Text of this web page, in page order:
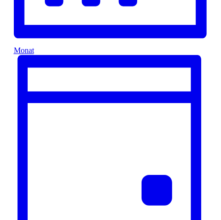
Monat